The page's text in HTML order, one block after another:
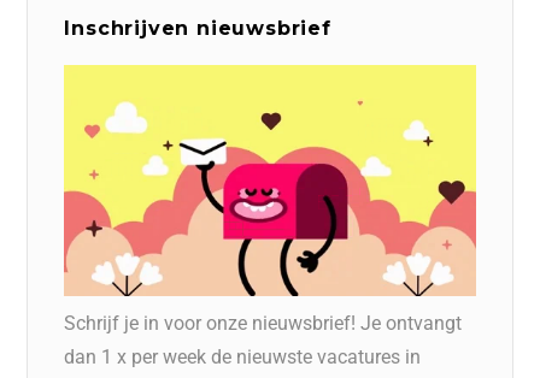
Inschrijven nieuwsbrief
Schrijf je in voor onze nieuwsbrief! Je ontvangt
dan 1 x per week de nieuwste vacatures in